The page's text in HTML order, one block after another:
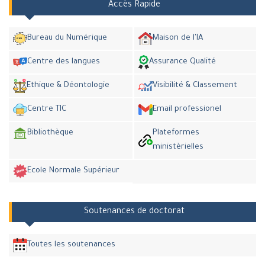
Accès Rapide
Bureau du Numérique Maison de l'IA
Centre des langues Assurance Qualité
Ethique & Déontologie Visibilité & Classement
Centre TIC Email professionel
Bibliothèque
Plateformes
ministèrielles
Ecole Normale Supérieur
Soutenances de doctorat
Toutes les soutenances